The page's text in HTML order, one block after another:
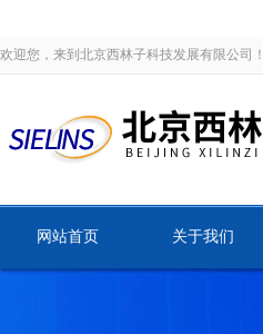
欢迎您，来到北京西林子科技发展有限公司！
网站首页 关于我们